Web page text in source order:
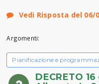
Vedi Risposta del 06/
Argomenti:
Pianificazione e
DECRETO